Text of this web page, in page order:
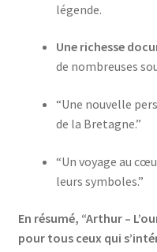
légende.
Une richesse
de nombreuses
“Une nouvelle
de la Bretagne.”
“Un voyage au
leurs symboles.”
En résumé, “Arthur –
pour tous ceux qui